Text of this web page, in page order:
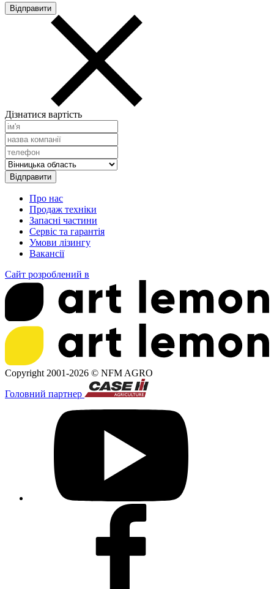
Дізнатися вартість
Про нас
Продаж техніки
Запасні частини
Сервіс та гарантія
Умови лізингу
Вакансії
Сайт розроблений в
Copyright 2001-2026 © NFM AGRO
Головний партнер